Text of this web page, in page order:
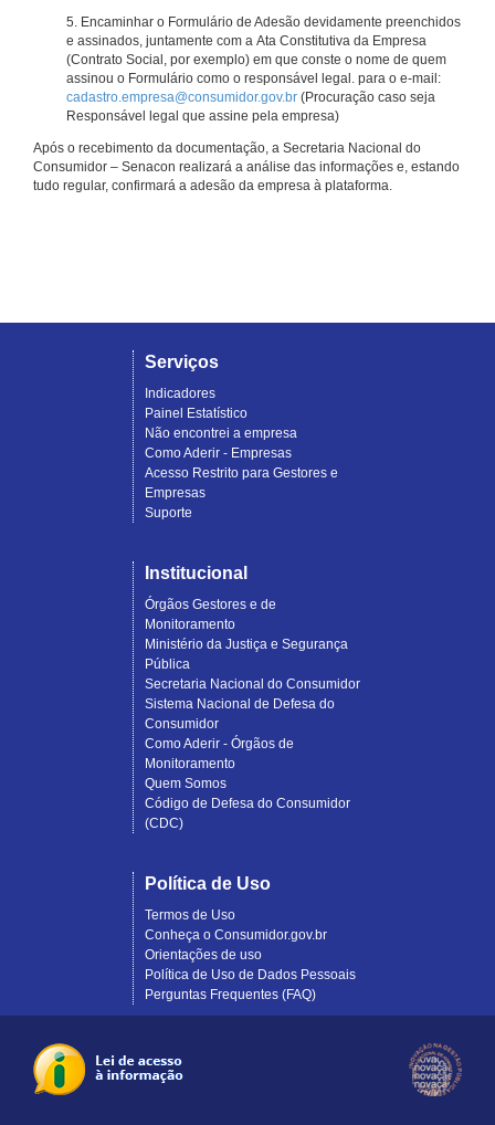
5. Encaminhar o Formulário de Adesão devidamente preenchidos
e assinados, juntamente com a Ata Constitutiva da Empresa
(Contrato Social, por exemplo) em que conste o nome de quem
assinou o Formulário como o responsável legal. para o e-mail:
cadastro.empresa@consumidor.gov.br (Procuração caso seja
Responsável legal que assine pela empresa)
Após o recebimento da documentação, a Secretaria Nacional do
Consumidor – Senacon realizará a análise das informações e, estando
tudo regular, confirmará a adesão da empresa à plataforma.
Serviços
Indicadores
Painel Estatístico
Não encontrei a empresa
Como Aderir - Empresas
Acesso Restrito para Gestores e
Empresas
Suporte
Institucional
Órgãos Gestores e de
Monitoramento
Ministério da Justiça e Segurança
Pública
Secretaria Nacional do Consumidor
Sistema Nacional de Defesa do
Consumidor
Como Aderir - Órgãos de
Monitoramento
Quem Somos
Código de Defesa do Consumidor
(CDC)
Política de Uso
Termos de Uso
Conheça o Consumidor.gov.br
Orientações de uso
Política de Uso de Dados Pessoais
Perguntas Frequentes (FAQ)